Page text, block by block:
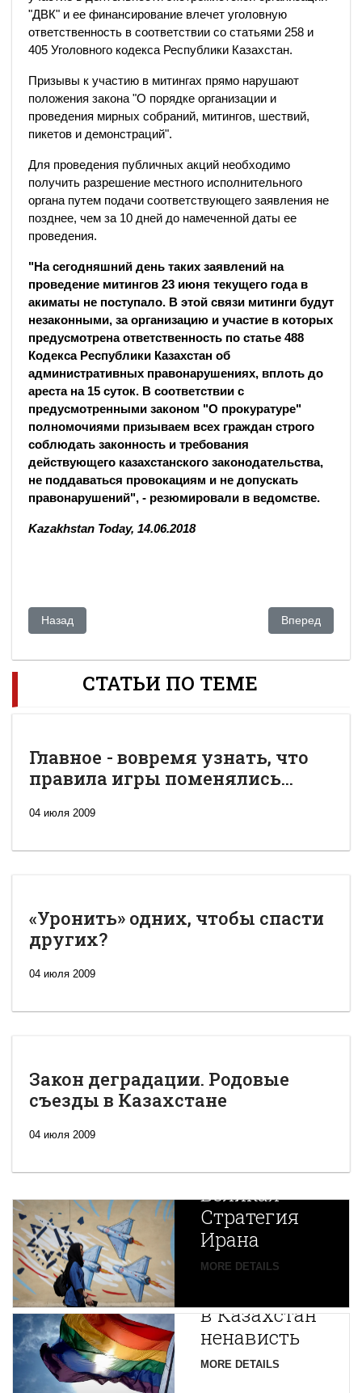
"ДВК" и ее финансирование влечет уголовную
ответственность в соответствии со статьями 258 и
405 Уголовного кодекса Республики Казахстан.
Призывы к участию в митингах прямо нарушают
положения закона "О порядке организации и
проведения мирных собраний, митингов, шествий,
пикетов и демонстраций".
Для проведения публичных акций необходимо
получить разрешение местного исполнительного
органа путем подачи соответствующего заявления не
позднее, чем за 10 дней до намеченной даты ее
проведения.
"На сегодняшний день таких заявлений на
проведение митингов 23 июня текущего года в
акиматы не поступало. В этой связи митинги будут
незаконными, за организацию и участие в которых
предусмотрена ответственность по статье 488
Кодекса Республики Казахстан об
административных правонарушениях, вплоть до
ареста на 15 суток. В соответствии с
предусмотренными законом "О прокуратуре"
полномочиями призываем всех граждан строго
соблюдать законность и требования
действующего казахстанского законодательства,
не поддаваться провокациям и не допускать
правонарушений", - резюмировали в ведомстве.
Kazakhstan Today, 14.06.2018
Предыдущий: Россия и Казахстан: кто кому изменяет?
Назад Следующий:
Вперед
СТАТЬИ ПО ТЕМЕ
Главное - вовремя узнать, что
правила игры поменялись...
04 июля 2009
«Уронить» одних, чтобы спасти
других?
04 июля 2009
Закон деградации. Родовые
съезды в Казахстане
04 июля 2009
Новая
Великая
Стратегия
Ирана
MORE DETAILS
Путин
в Казахстан
ненависть
MORE DETAILS
Центральной
Азии
зарождается